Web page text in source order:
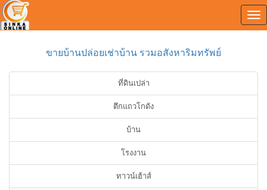
ขายบ้านปล่อยเช่าบ้าน รวมอสังหาริมทรัพย์
ที่ดินเปล่า
ตึกแถวโกดัง
บ้าน
โรงงาน
ทาวน์เฮ้าส์